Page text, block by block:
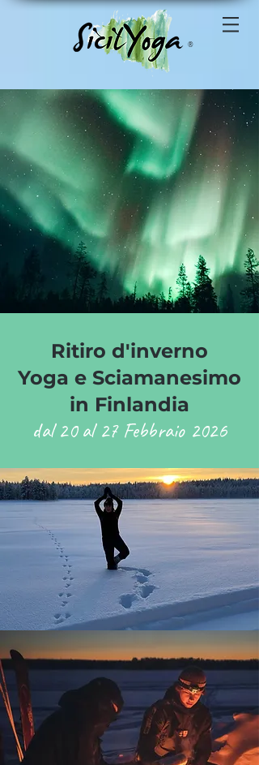
®
Ritiro d'inverno
Yoga e Sciamanesimo
in Finlandia
dal 20 al 27 Febbraio 2026